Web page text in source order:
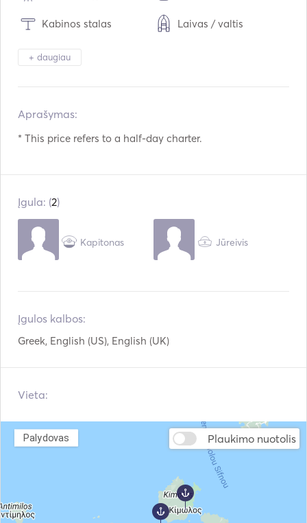
Kabinos stalas Laivas / valtis
Žibintuvėlio šviesa
Šaldytuvas
Stalo įrankiai / stiklinės
Autopilotas Atšvaitai
Navigacijos sistema
+ daugiau
Aprašymas:
* This price refers to a half-day charter.
Įgula: (2)
Kapitonas Jūreivis
Įgulos kalbos:
Greek, English (US), English (UK)
Vieta:
Plaukimo nuotolis
Palydovas